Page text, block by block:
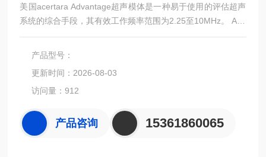
美国acertara Advantage超声模体是一种易于使用的评估超声
系统的综合手段，其有效工作频率范围为2.25至10MHz。 Adv
antage超声模体的设计结合了用于距离测量的单丝线目标和不
同尺寸和对比度内容的组织模拟目标结构。
产品型号：
更新时间：2026-08-03
访问量：912
产品咨询 15361860065